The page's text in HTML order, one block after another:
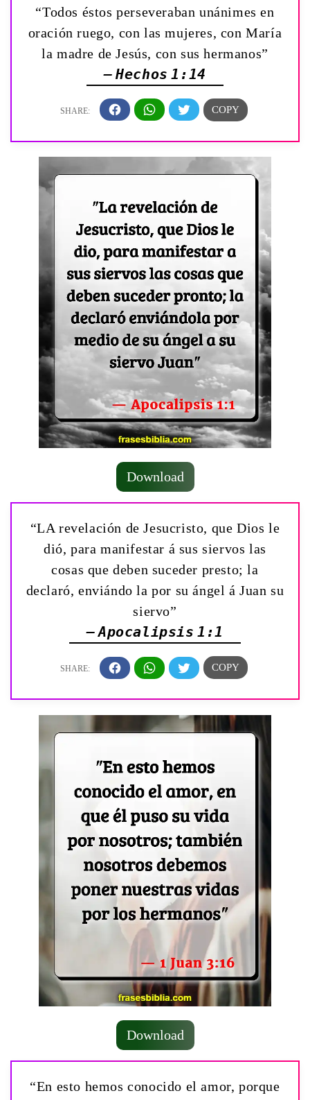
“Todos éstos perseveraban unánimes en
oración ruego, con las mujeres, con María
la madre de Jesús, con sus hermanos”
— Hechos 1:14
Download
“LA revelación de Jesucristo, que Dios le
dió, para manifestar á sus siervos las
cosas que deben suceder presto; la
declaró, enviándo la por su ángel á Juan su
siervo”
— Apocalipsis 1:1
Download
“En esto hemos conocido el amor, porque